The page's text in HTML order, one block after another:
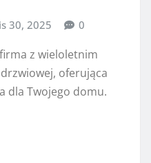
30, 2025 0
z wieloletnim
oferująca
dla Twojego domu.